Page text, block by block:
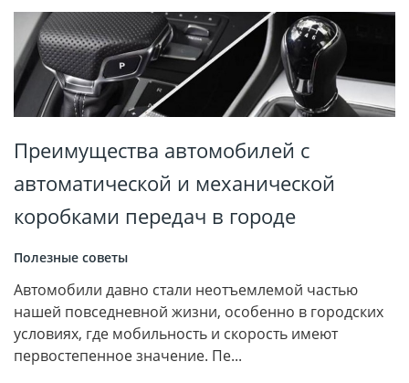
Преимущества автомобилей с
автоматической и механической
коробками передач в городе
Полезные советы
Автомобили давно стали неотъемлемой частью
нашей повседневной жизни, особенно в городских
условиях, где мобильность и скорость имеют
первостепенное значение. Пе...